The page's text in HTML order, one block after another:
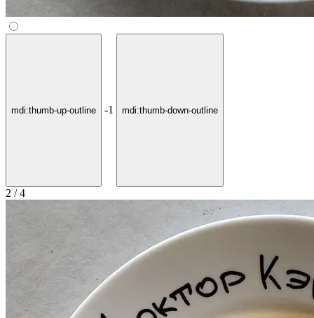
mdi:thumb-up-outline -1 mdi:thumb-down-outline
2 / 4